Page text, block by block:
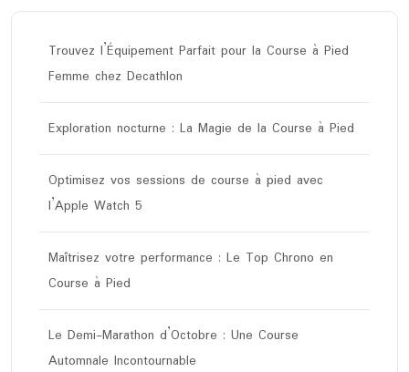
Trouvez l’Équipement Parfait pour la Course à Pied
Femme chez Decathlon
Exploration nocturne : La Magie de la Course à Pied
Optimisez vos sessions de course à pied avec
l’Apple Watch 5
Maîtrisez votre performance : Le Top Chrono en
Course à Pied
Le Demi-Marathon d’Octobre : Une Course
Automnale Incontournable